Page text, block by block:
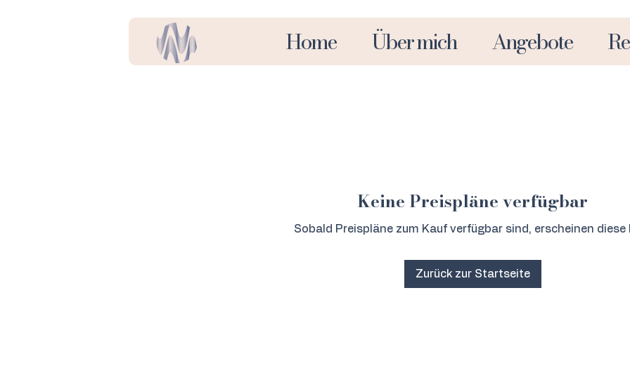
Home Über mich Angebote
Keine Preispläne verfügbar
Sobald Preispläne zum Kauf verfügbar sind, erscheinen diese
Zurück zur Startseite